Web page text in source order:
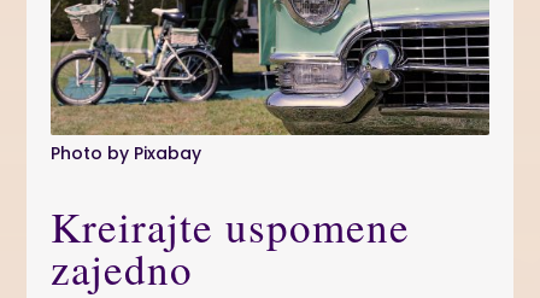
Photo by Pixabay
Kreirajte uspomene
zajedno